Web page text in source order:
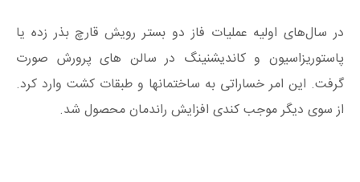
در سال‌های اولیه عملیات فاز دو بستر رویش قارچ بذر زده یا
پاستوریزاسیون و کاندیشنینگ در سالن های پرورش صورت
گرفت. این امر خساراتی به ساختمانها و طبقات کشت وارد کرد.
از سوی دیگر موجب کندی افزایش راندمان محصول شد.